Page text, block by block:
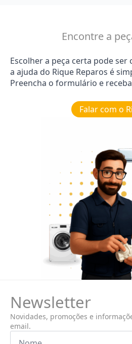
Encontre a
Escolher a peça certa pode ser
a ajuda do Rique Reparos é
Preencha o formulário e
Falar com o
Newsletter
Novidades, promoções e
email.
Nome